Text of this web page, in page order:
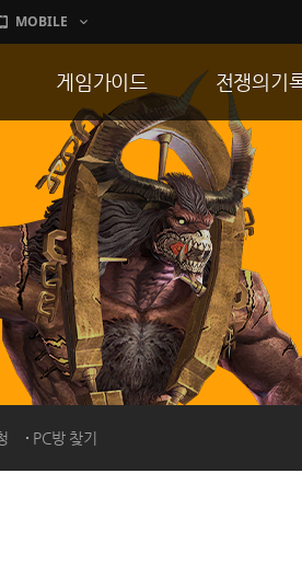
MOBILE
PC방 찾기
게임가이드
게임 특징
서버가이드
신병훈련소
세부가이드
통합보급센터
전쟁의기
통합 길드전
공성 & 스팟
랭킹
R2Match